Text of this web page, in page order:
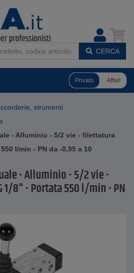
CERCA
Privato Affari
strumenti
- Alluminio - 5/2 vie - filettatura
l/min - PN da -0,95 a 10
- Alluminio - 5/2 vie -
8" - Portata 550 l/min - PN